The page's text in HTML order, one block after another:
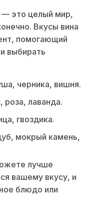
— это целый мир,
Вкусы вина
помогающий
выбирать
черника, вишня.
роза, лаванда.
гвоздика.
мокрый камень,
лучше
вашему вкусу, и
блюдо или